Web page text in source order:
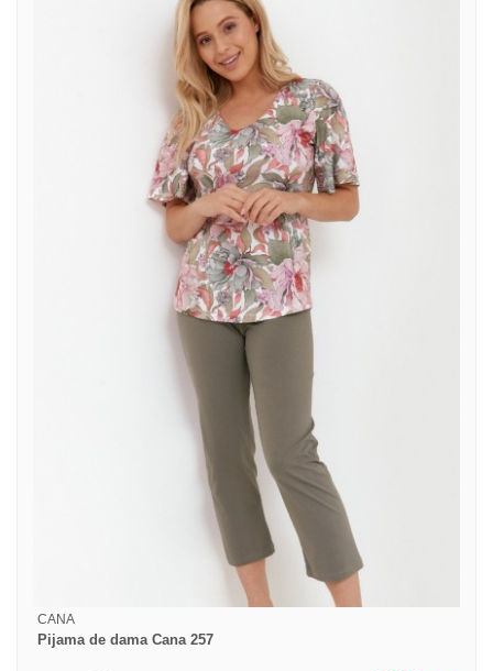
CANA
Pijama de dama Cana 257